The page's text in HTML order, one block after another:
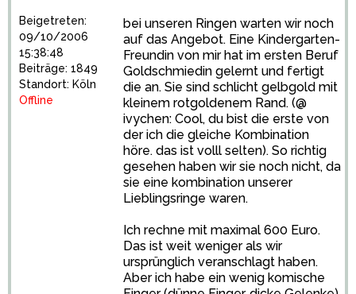
Beigetreten:
09/10/2006
15:38:48
Beiträge: 1849
Standort: Köln
Offline
bei unseren Ringen warten wir noch
auf das Angebot. Eine Kindergarten-
Freundin von mir hat im ersten Beruf
Goldschmiedin gelernt und fertigt
die an. Sie sind schlicht gelbgold mit
kleinem rotgoldenem Rand. (@
ivychen: Cool, du bist die erste von
der ich die gleiche Kombination
höre. das ist volll selten). So richtig
gesehen haben wir sie noch nicht, da
sie eine kombination unserer
Lieblingsringe waren.
Ich rechne mit maximal 600 Euro.
Das ist weit weniger als wir
ursprünglich veranschlagt haben.
Aber ich habe ein wenig komische